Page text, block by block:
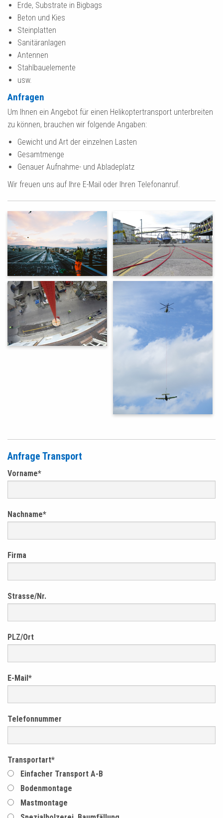
Erde, Substrate in Bigbags
Beton und Kies
Steinplatten
Sanitäranlagen
Antennen
Stahlbauelemente
usw.
Anfragen
Um Ihnen ein Angebot für einen Helikoptertransport unterbreiten
zu können, brauchen wir folgende Angaben:
Gewicht und Art der einzelnen Lasten
Gesamtmenge
Genauer Aufnahme- und Abladeplatz
Wir freuen uns auf Ihre E-Mail oder Ihren Telefonanruf.
Anfrage Transport
Vorname*
Nachname*
Firma
Strasse/Nr.
PLZ/Ort
E-Mail*
Telefonnummer
Transportart*
Einfacher Transport A-B
Bodenmontage
Mastmontage